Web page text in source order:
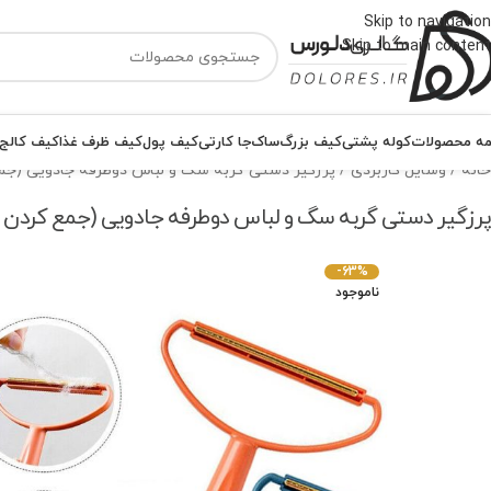
Skip to navigation
Skip to main content
محصولاتکوله پشتیکیف بزرگساکجا کارتیکیف پولکیف ظرف غذاکیف کالج
خانه وسایل کاربردی پرزگیر دستی گربه سگ و لباس دوطرفه جادویی
پرزگیر دستی گربه سگ و لباس دوطرفه جادویی (جمع کردن
-63%
ناموجود